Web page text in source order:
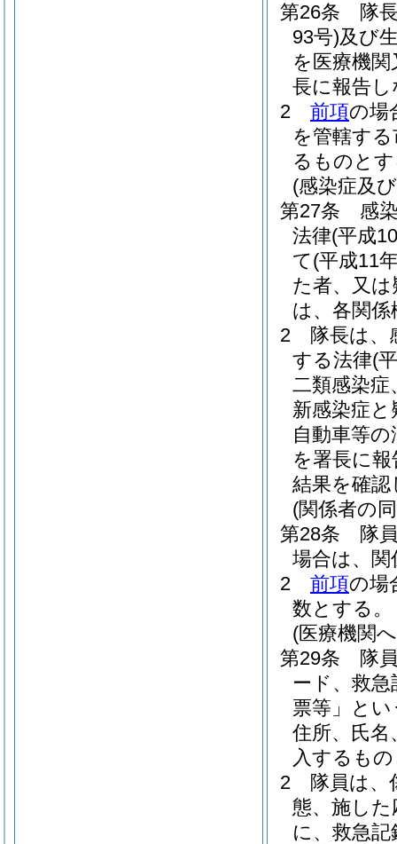
第26条
隊
93号)及び
を医療機
長に報告
2
前項の場
を管轄す
るものと
(感染症及
第27条
感
法律(平成
て(平成11
た者、又
は、各関
2
隊長は、
する法律(
二類感染
新感染症
自動車等
を署長に
結果を確
(関係者の
第28条
隊
場合は、
2
前項の場
数とする。
(医療機関
第29条
隊
ード、救
票等」とい
住所、氏名
入するも
2
隊員は、
態、施し
に、救急